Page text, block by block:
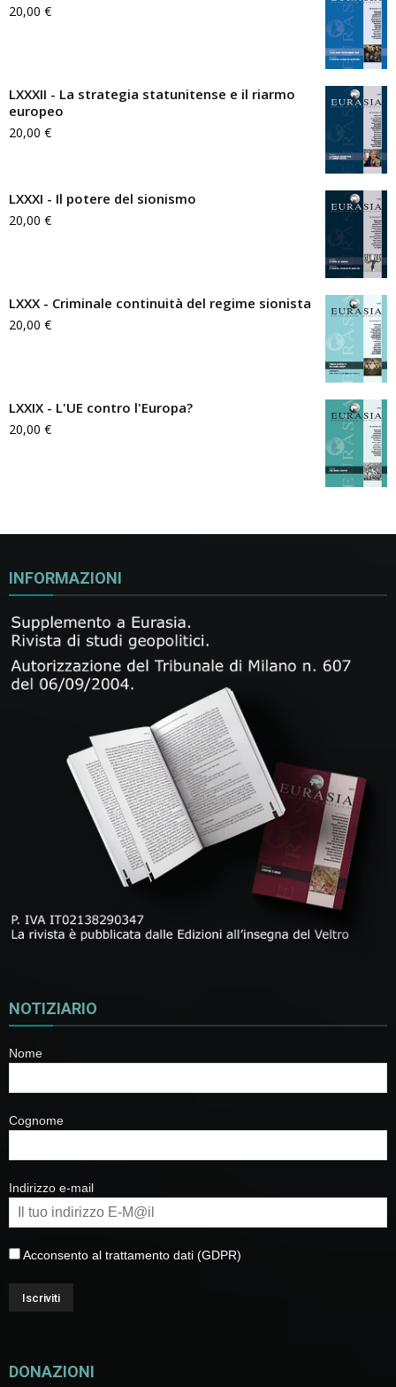
20,00 €
LXXXII - La strategia statunitense e il riarmo
europeo
20,00 €
LXXXI - Il potere del sionismo
20,00 €
LXXX - Criminale continuità del regime sionista
20,00 €
LXXIX - L'UE contro l'Europa?
20,00 €
INFORMAZIONI
NOTIZIARIO
Nome
Cognome
Indirizzo e-mail
Acconsento al trattamento dati (GDPR)
DONAZIONI